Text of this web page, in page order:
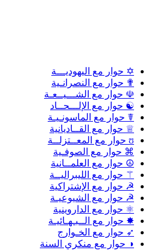
✡ حوار مع اليهوديـــة
✟ حوار مع النصرانـية
☫ حوار مع الشـــيــعـة
☯ حوار مع الإلـــحــاد
☤ حوار مع الماسونـيـة
♕ حوار مع القــاديانية
ʊ حوار مع المعــتزلــة
⌘ حوار مع الصوفـية
☮ حوار مع العلمــانية
⚚ حوار مع الليبراليــة
☭ حوار مع الإشتراكية
☭ حوار مع الشيوعيـة
⚛ حوار مع الداروينية
✸ حوار مع الــبـهـائيـة
➶ حوار مع الخـوارج
◑ حوار مع منكري السنة